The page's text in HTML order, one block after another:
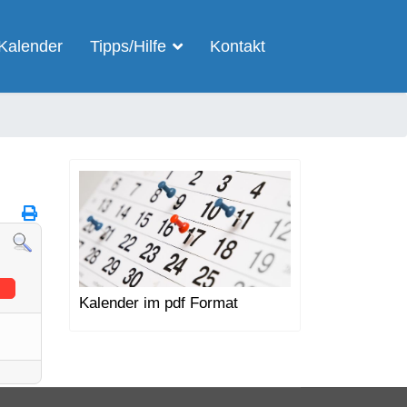
Tipps/Hilfe Kontakt
Kalender im pdf Format